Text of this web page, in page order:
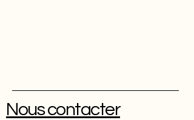
Nous contacter